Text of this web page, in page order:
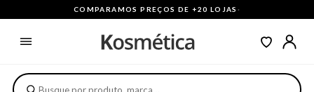
COMPARAMOS PREÇOS DE +20 LOJAS ·